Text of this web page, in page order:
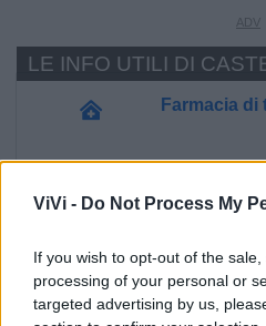
ViVi - Do Not Process My
If you wish to opt-out of the
processing of your personal or
targeted advertising by us,
Farmacia di
Cimitero
Guardia
LE INFO UTILI DI